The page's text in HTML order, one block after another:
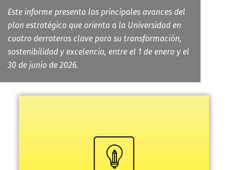
Este informe presenta los principales avances del
plan estratégico que orienta a la Universidad en
cuatro derroteros clave para su transformación,
sostenibilidad y excelencia, entre el 1 de enero y el
30 de junio de 2026.